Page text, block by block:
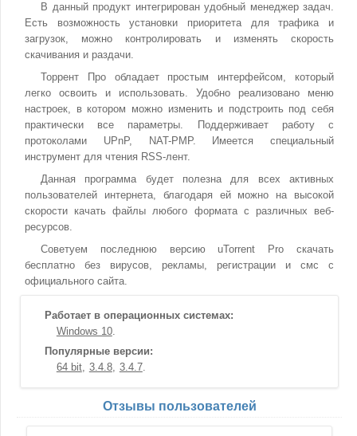
В данный продукт интегрирован удобный менеджер задач.
Есть возможность установки приоритета для трафика и
загрузок, можно контролировать и изменять скорость
скачивания и раздачи.
Торрент Про обладает простым интерфейсом, который
легко освоить и использовать. Удобно реализовано меню
настроек, в котором можно изменить и подстроить под себя
практически все параметры. Поддерживает работу с
протоколами UPnP, NAT-PMP. Имеется специальный
инструмент для чтения RSS-лент.
Данная программа будет полезна для всех активных
пользователей интернета, благодаря ей можно на высокой
скорости качать файлы любого формата с различных веб-
ресурсов.
Советуем последнюю версию uTorrent Pro скачать
бесплатно без вирусов, рекламы, регистрации и смс с
официального сайта.
Работает в операционных системах:
Windows 10
Популярные версии:
64 bit
3.4.8 3.4.7
Отзывы пользователей